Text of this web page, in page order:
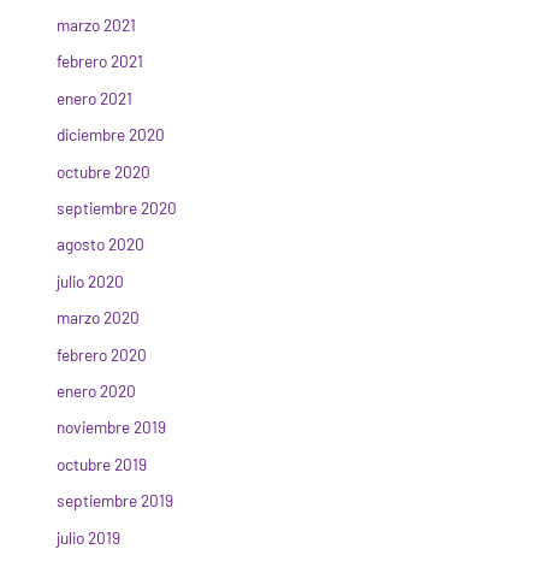
marzo 2021
febrero 2021
enero 2021
diciembre 2020
octubre 2020
septiembre 2020
agosto 2020
julio 2020
marzo 2020
febrero 2020
enero 2020
noviembre 2019
octubre 2019
septiembre 2019
julio 2019